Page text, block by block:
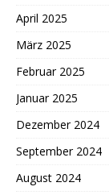
April 2025
März 2025
Februar 2025
Januar 2025
Dezember 2024
September 2024
August 2024